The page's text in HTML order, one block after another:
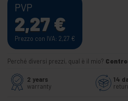
PVP
2,27€
Prezzo con IVA: 2,27 €
Perché diversi prezzi, qual è il mio?
2 years
warranty
14